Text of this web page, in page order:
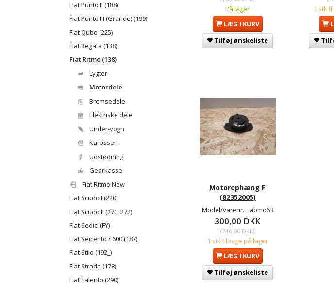
Fiat Punto II (188)
Fiat Punto III (Grande) (199)
Fiat Qubo (225)
Fiat Regata (138)
Fiat Ritmo (138)
Lygter
Motordele
Bremsedele
Elektriske dele
Under-vogn
Karosseri
Udstødning
Gearkasse
Fiat Ritmo New
Fiat Scudo I (220)
Fiat Scudo II (270, 272)
Fiat Sedici (FY)
Fiat Seicento / 600 (187)
Fiat Stilo (192_)
Fiat Strada (178)
Fiat Talento (290)
På lager
LÆG I KURV
Tilføj ønskeliste
1 stk
Motorophæng F
(82352005)
Model/varenr.: abmo63
300,00 DKK
(240,00 DKK)
1 stk tilbage på lager
LÆG I KURV
Tilføj ønskeliste